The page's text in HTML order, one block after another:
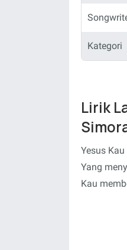
Kategori
Lirik
Yesus
Yang
Kau